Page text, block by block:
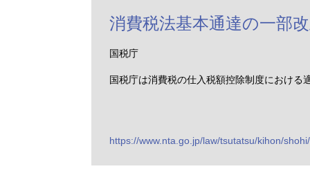
消費税法基本通達の一部
国税庁
国税庁は消費税の仕入税額控除制度におけ
https://www.nta.go.jp/law/tsutatsu/kihon/